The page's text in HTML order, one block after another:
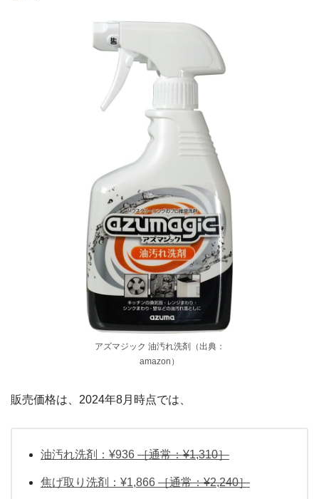
アズマジック 油汚れ洗剤（出典：
amazon）
販売価格は、2024年8月時点では、
油汚れ洗剤：¥936 ［通常：¥1,310］
焦げ取り洗剤：¥1,866 ［通常：¥2,240］